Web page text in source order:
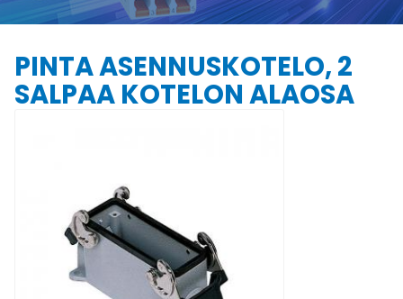
PINTA ASENNUSKOTELO, 2
SALPAA KOTELON ALAOSA